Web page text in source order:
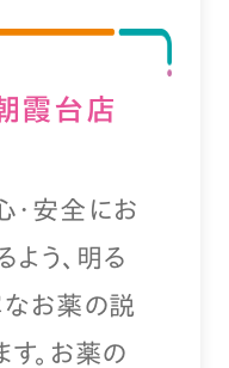
霞台店
・安全にお
う、明る
なお薬の説
。お薬の